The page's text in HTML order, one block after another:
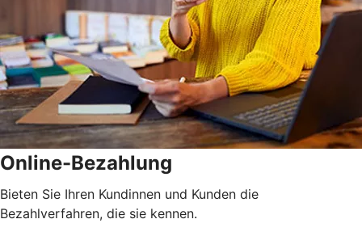
Online-Bezahlung
Bieten Sie Ihren Kundinnen und Kunden die
Bezahlverfahren, die sie kennen.